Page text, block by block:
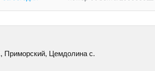
Приморский, Цемдолина с.